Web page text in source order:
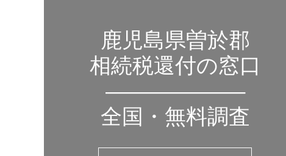
鹿児島県曽於郡
相続税還付の窓口
——————–
全国・無料調査